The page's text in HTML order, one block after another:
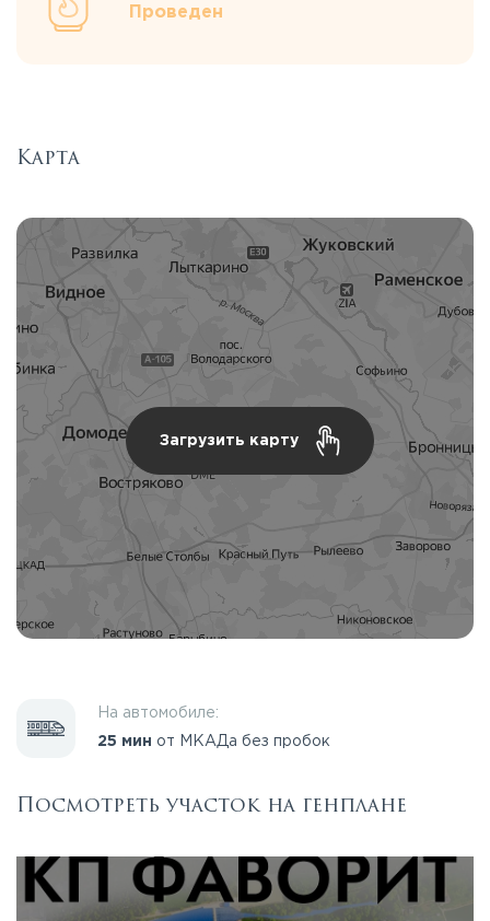
Проведен
Карта
Загрузить карту
На автомобиле:
25 мин от МКАДа без пробок
Посмотреть участок на генплане